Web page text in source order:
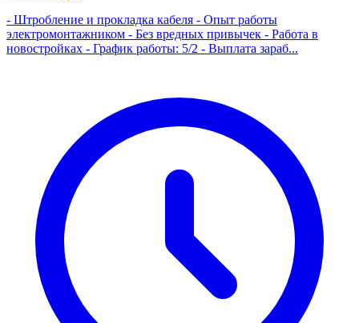
- Штробление и прокладка кабеля - Опыт работы
электромонтажником - Без вредных привычек - Работа в
новостройках - График работы: 5/2 - Выплата зараб...